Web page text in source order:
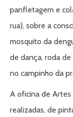
panfletagem e
rua), sobre a
mosquito da
de dança, roda
no campinho da
A oficina de Artes
realizadas, de